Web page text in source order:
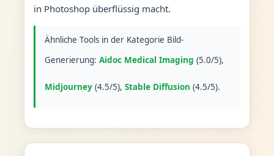
in Photoshop überflüssig macht.
Ähnliche Tools in der Kategorie Bild-
Generierung: Aidoc Medical Imaging (5.0/5),
Midjourney(4.5/5), Stable Diffusion (4.5/5).